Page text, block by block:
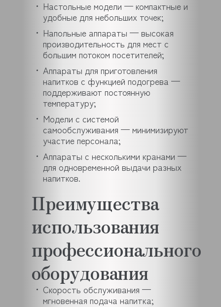
Настольные модели — компактные и
удобные для небольших точек;
Напольные аппараты — высокая
производительность для мест с
большим потоком посетителей;
Аппараты для приготовления
напитков с функцией подогрева —
поддерживают постоянную
температуру;
Модели с системой
самообслуживания — минимизируют
участие персонала;
Аппараты с несколькими кранами —
для одновременной выдачи разных
напитков.
Преимущества
использования
профессионального
оборудования
Скорость обслуживания —
мгновенная подача напитка;